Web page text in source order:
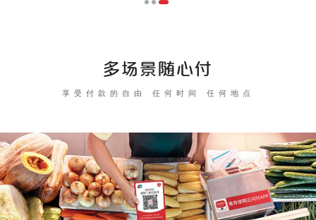
多场景随心付
享受付款的自由 任何时间 任何地点